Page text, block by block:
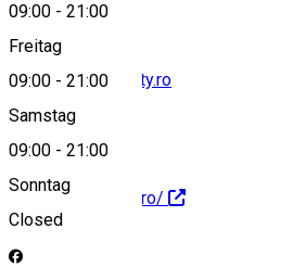
09:00 - 21:00
Freitag
09:00 - 21:00
Samstag
09:00 - 21:00
Sonntag
Closed
contact@roabeauty.ro
https://roabeauty.ro/